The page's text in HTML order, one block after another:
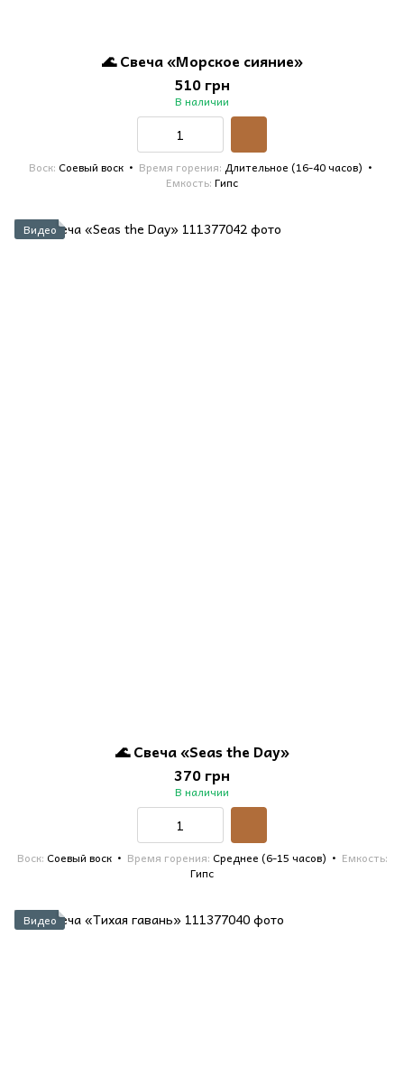
🌊 Свеча «Морское сияние»
510 грн
В наличии
Воск Соевый воск Время горения Длительное (16-40 часов)
Емкость Гипс
Видео
🌊 Свеча «Seas the Day»
370 грн
В наличии
Воск Соевый воск Время горения Среднее (6-15 часов)
Емкость
Гипс
Видео